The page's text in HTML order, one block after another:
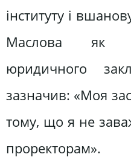
інституту і
Маслова як
юридичного
зазначив: «Моя
тому, що я не
проректорам».